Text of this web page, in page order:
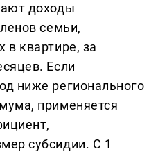
доходы
семьи,
в квартире, за
Если
ниже регионального
применяется
субсидии. С 1